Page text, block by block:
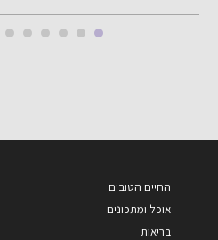
החיים הטובים
אוכל ומתכונים
בריאות